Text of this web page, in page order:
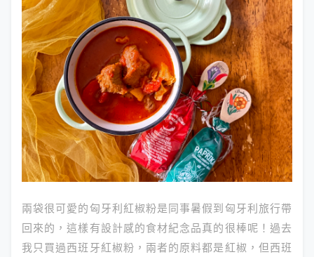
兩袋很可愛的匈牙利紅椒粉是同事暑假到匈牙利旅行帶
回來的，這樣有設計感的食材紀念品真的很棒呢！過去
我只買過西班牙紅椒粉，兩者的原料都是紅椒，但西班